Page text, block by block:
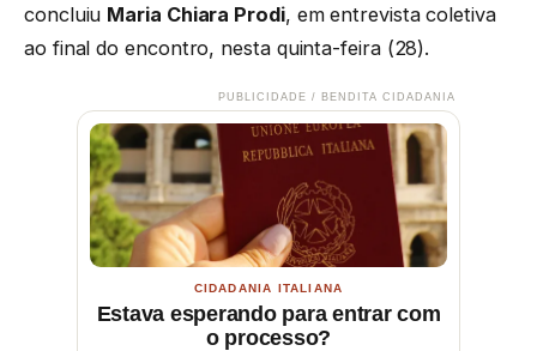
concluiu Maria Chiara Prodi, em entrevista coletiva
ao final do encontro, nesta quinta-feira (28).
PUBLICIDADE / BENDITA CIDADANIA
CIDADANIA ITALIANA
Estava esperando para entrar com
o processo?